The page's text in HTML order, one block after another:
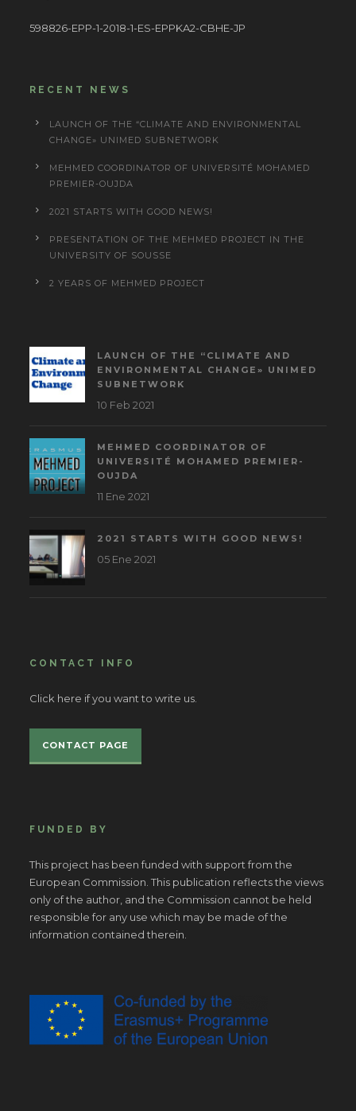
598826-EPP-1-2018-1-ES-EPPKA2-CBHE-JP
RECENT NEWS
LAUNCH OF THE “CLIMATE AND ENVIRONMENTAL
CHANGE» UNIMED SUBNETWORK
MEHMED COORDINATOR OF UNIVERSITÉ MOHAMED
PREMIER-OUJDA
2021 STARTS WITH GOOD NEWS!
PRESENTATION OF THE MEHMED PROJECT IN THE
UNIVERSITY OF SOUSSE
2 YEARS OF MEHMED PROJECT
LAUNCH OF THE “CLIMATE AND
ENVIRONMENTAL CHANGE» UNIMED
SUBNETWORK
10 Feb 2021
MEHMED COORDINATOR OF
UNIVERSITÉ MOHAMED PREMIER-
OUJDA
11 Ene 2021
2021 STARTS WITH GOOD NEWS!
05 Ene 2021
CONTACT INFO
Click here if you want to write us.
CONTACT PAGE
FUNDED BY
This project has been funded with support from the
European Commission. This publication reflects the views
only of the author, and the Commission cannot be held
responsible for any use which may be made of the
information contained therein.